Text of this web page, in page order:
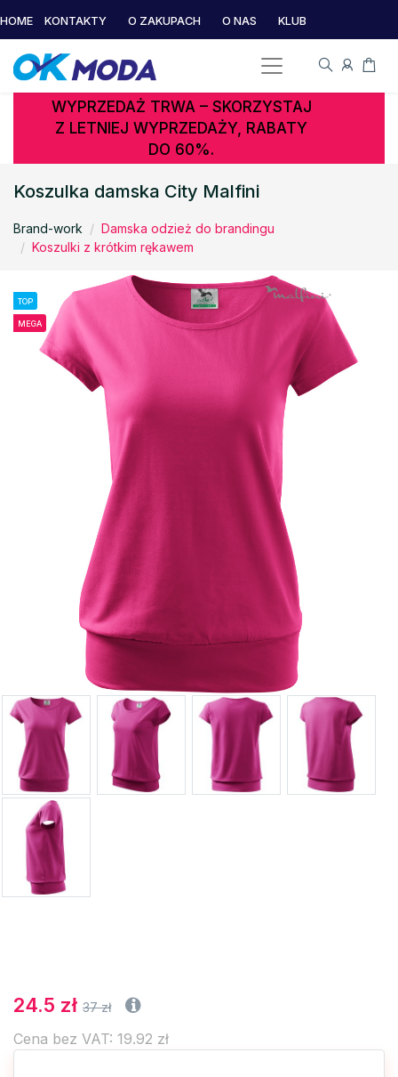
HOME KONTAKTY O ZAKUPACH O NAS KLUB
WYPRZEDAŻ TRWA – SKORZYSTAJ
Z LETNIEJ WYPRZEDAŻY, RABATY
DO 60%.
Koszulka damska City Malfini
Brand-work
Damska odzież do brandingu
Koszulki z krótkim rękawem
TOP
MEGA
24.5 zł 37 zł
Cena bez VAT: 19.92 zł